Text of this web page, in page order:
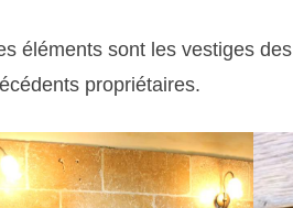
éléments sont les vestiges
propriétaires.